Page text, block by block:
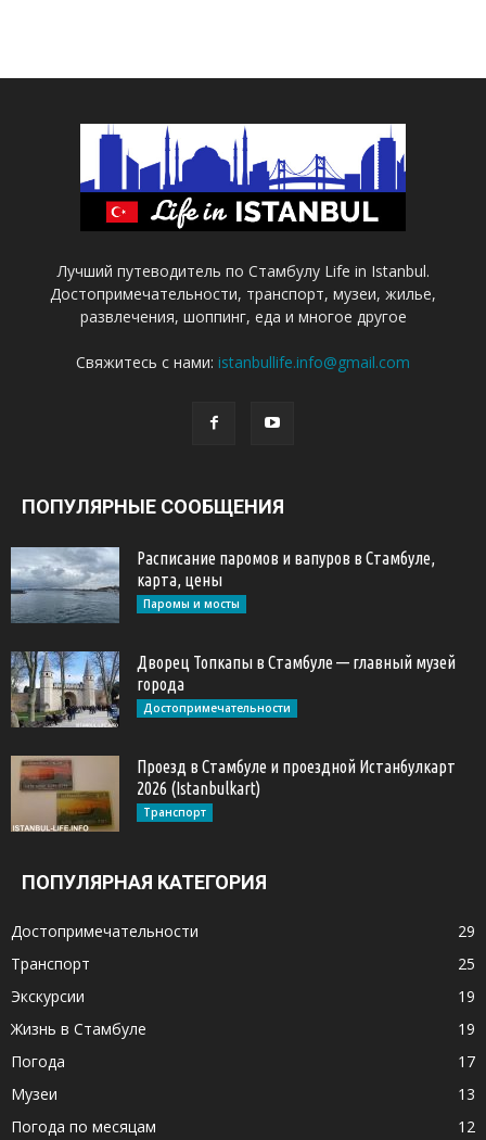
Лучший путеводитель по Стамбулу Life in Istanbul.
Достопримечательности, транспорт, музеи, жилье,
развлечения, шоппинг, еда и многое другое
Свяжитесь с нами: istanbullife.info@gmail.com
ПОПУЛЯРНЫЕ СООБЩЕНИЯ
Расписание паромов и вапуров в Стамбуле,
карта, цены
Паромы и мосты
Дворец Топкапы в Стамбуле — главный музей
города
Достопримечательности
Проезд в Стамбуле и проездной Истанбулкарт
2026 (Istanbulkart)
Транспорт
ПОПУЛЯРНАЯ КАТЕГОРИЯ
Достопримечательности
29
Транспорт
25
Экскурсии
19
Жизнь в Стамбуле
19
Погода
17
Музеи
13
Погода по месяцам
12